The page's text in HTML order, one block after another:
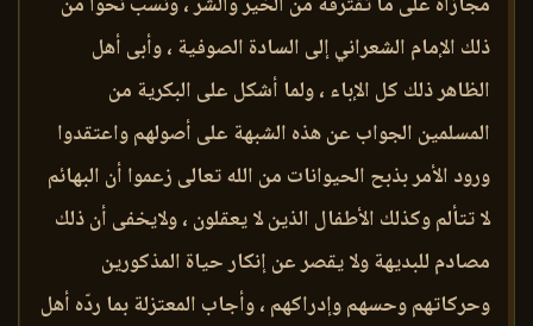
ذلك الإمام الشعراني إلى السادة الصوفية ، وأبى أهل
الظاهر ذلك كل الإباء ، ولما أشكل على البكرية من
المسلمين الجواب عن هذه الشبهة على أصولهم واعتقدوا
ورود الأمر بذبح الحيوانات من الله تعالى زعموا أن البهائم
لا تتألم وكذلك الأطفال الذين لا يعقلون ، ولايخفى أن ذلك
مصادم للبديهة ولا يقصر عن إنكار حياة المذكورين
وحركاتهم وحسهم وإدراكهم ، وأجاب المعتزلة بما ردّه أهل